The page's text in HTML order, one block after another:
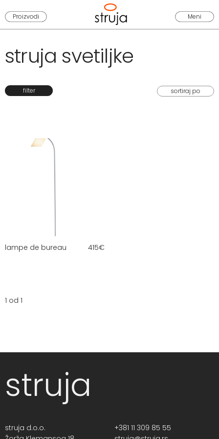
Proizvodi Meni
struja svetiljke
filter
lampe de bureau 415€
1 od 1
struja
struja d.o.o.
+381 11 309 85 55